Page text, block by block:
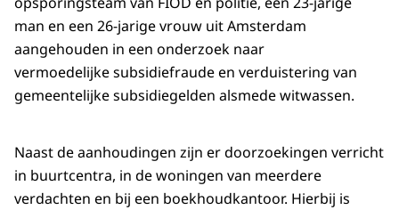
man en een 26-jarige vrouw uit Amsterdam
aangehouden in een onderzoek naar
vermoedelijke subsidiefraude en verduistering van
gemeentelijke subsidiegelden alsmede witwassen.
Naast de aanhoudingen zijn er doorzoekingen verricht
in buurtcentra, in de woningen van meerdere
verdachten en bij een boekhoudkantoor. Hierbij is